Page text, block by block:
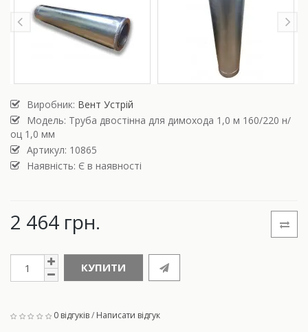
Виробник: Вент Устрій
Модель: Труба двостінна для димохода 1,0 м 160/220 н/
оц 1,0 мм
Артикул: 10865
Наявність: Є в наявності
2 464 грн.
КУПИТИ
0 відгуків/ Написати відгук